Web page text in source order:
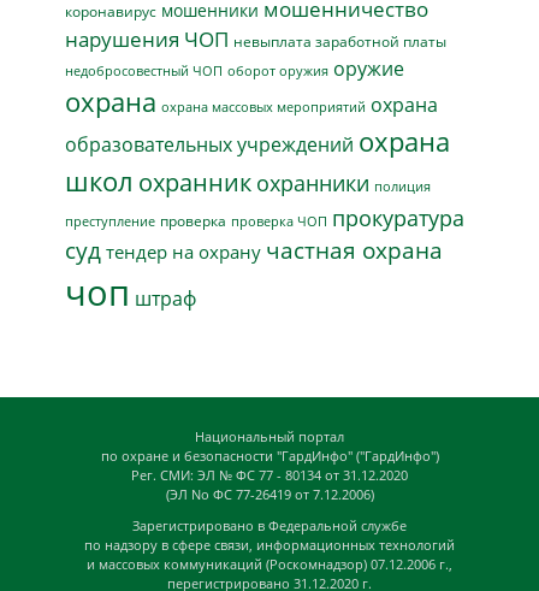
коронавирус мошенники мошенничество
нарушения ЧОП невыплата заработной платы
недобросовестный ЧОП оборот оружия оружие
охрана охрана массовых мероприятий охрана
образовательных учреждений охрана
школ охранник охранники полиция
преступление проверка проверка ЧОП прокуратура
суд тендер на охрану частная охрана
чоп штраф
Национальный портал
по охране и безопасности "ГардИнфо" ("ГардИнфо")
Рег. СМИ: ЭЛ № ФС 77 - 80134 от 31.12.2020
(ЭЛ No ФС 77-26419 от 7.12.2006)
Зарегистрировано в Федеральной службе
по надзору в сфере связи, информационных технологий
и массовых коммуникаций (Роскомнадзор) 07.12.2006 г.,
перегистрировано 31.12.2020 г.